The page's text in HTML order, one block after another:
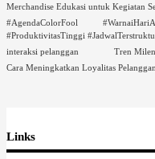
Merchandise Edukasi untuk Kegiatan
#AgendaColorFool
#ProduktivitasTinggi
interaksi pelanggan
Tren
Cara Meningkatkan Loyalitas
Links